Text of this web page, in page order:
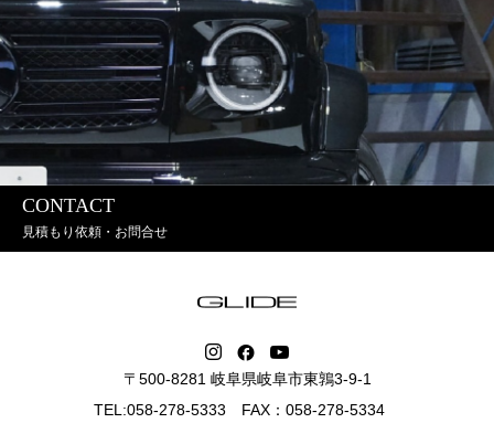
CONTACT
見積もり依頼・お問合せ
〒500-8281 岐阜県岐阜市東鶉3-9-1
TEL:058-278-5333 FAX：058-278-5334